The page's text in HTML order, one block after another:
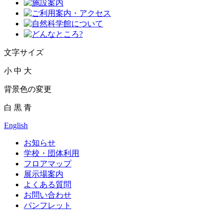
文字サイズ
小 中 大
背景色の変更
白 黒 青
English
お知らせ
学校・団体利用
フロアマップ
展示場案内
よくある質問
お問い合わせ
パンフレット